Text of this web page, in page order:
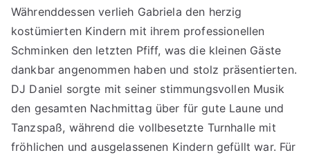
Währenddessen verlieh Gabriela den herzig
kostümierten Kindern mit ihrem professionellen
Schminken den letzten Pfiff, was die kleinen Gäste
dankbar angenommen haben und stolz präsentierten.
DJ Daniel sorgte mit seiner stimmungsvollen Musik
den gesamten Nachmittag über für gute Laune und
Tanzspaß, während die vollbesetzte Turnhalle mit
fröhlichen und ausgelassenen Kindern gefüllt war. Für